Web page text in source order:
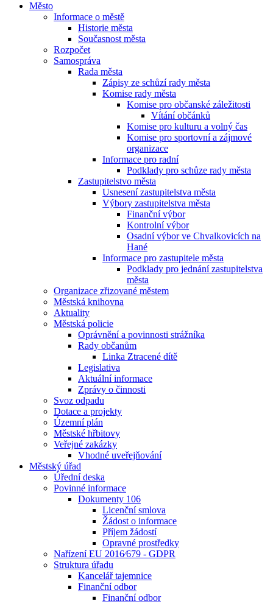
Město
Informace o městě
Historie města
Současnost města
Rozpočet
Samospráva
Rada města
Zápisy ze schůzí rady města
Komise rady města
Komise pro občanské záležitosti
Vítání občánků
Komise pro kulturu a volný čas
Komise pro sportovní a zájmové
organizace
Informace pro radní
Podklady pro schůze rady města
Zastupitelstvo města
Usnesení zastupitelstva města
Výbory zastupitelstva města
Finanční výbor
Kontrolní výbor
Osadní výbor ve Chvalkovicích na
Hané
Informace pro zastupitele města
Podklady pro jednání zastupitelstva
města
Organizace zřizované městem
Městská knihovna
Aktuality
Městská policie
Oprávnění a povinnosti strážníka
Rady občanům
Linka Ztracené dítě
Legislativa
Aktuální informace
Zprávy o činnosti
Svoz odpadu
Dotace a projekty
Územní plán
Městské hřbitovy
Veřejné zakázky
Vhodné uveřejňování
Městský úřad
Úřední deska
Povinné informace
Dokumenty 106
Licenční smlova
Žádost o informace
Příjem žádostí
Opravné prostředky
Nařízení EU 2016⁄679 - GDPR
Struktura úřadu
Kancelář tajemnice
Finanční odbor
Finanční odbor